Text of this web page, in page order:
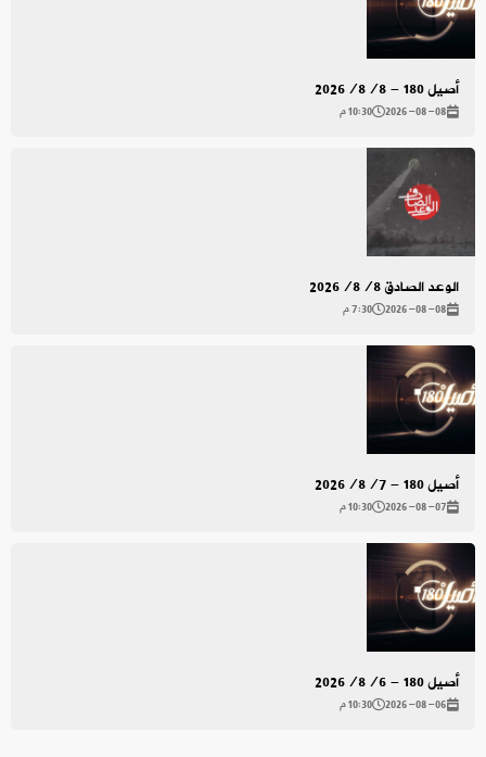
أصيل 180 - 2026/8/8
2026-08-08 10:30 م
الوعد الصادق 2026/8/8
2026-08-08 7:30 م
أصيل 180 - 2026/8/7
2026-08-07 10:30 م
أصيل 180 - 2026/8/6
2026-08-06 10:30 م